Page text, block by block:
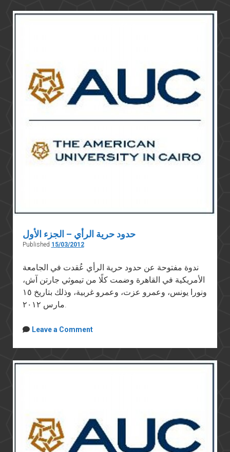
حدود حرية الرأي – الجزء الأول
Published 15/03/2012
ندوة مفتوحة عن حدود حرية الرأي عُقدت في الجامعة
الأمريكية في القاهرة وضمت كلًا من تيموثي جارتن آش،
ونورا يونس، وعمرو عزت، وعمرو غربية، وذلك بتاريخ ١٥
مارس ٢٠١٢.
Leave a Comment